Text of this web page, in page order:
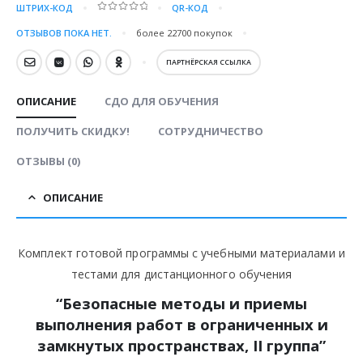
ШТРИХ-КОД QR-КОД
ОТЗЫВОВ ПОКА НЕТ. более 22700 покупок
ПАРТНЁРСКАЯ ССЫЛКА
ОПИСАНИЕ СДО ДЛЯ ОБУЧЕНИЯ
ПОЛУЧИТЬ СКИДКУ! СОТРУДНИЧЕСТВО
ОТЗЫВЫ (0)
ОПИСАНИЕ
Комплект готовой программы с учебными материалами и
тестами для дистанционного обучения
“Безопасные методы и приемы
выполнения работ в ограниченных и
замкнутых пространствах, II группа”